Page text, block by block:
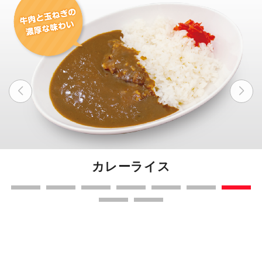
カレーライス